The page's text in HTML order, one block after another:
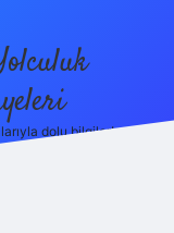
dolu bilgiler!